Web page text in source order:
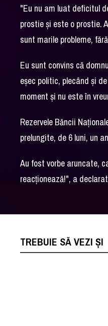
"Eu nu am luat deficitul
prostie şi este o prostie.
sunt marile probleme,
Eu sunt convins că
eşec politic, plecând şi
moment şi nu este în
Rezervele Băncii
prelungite, de 6 luni, un
Au fost vorbe aruncate,
reacţionează!", a
TREBUIE SĂ VEZI ȘI